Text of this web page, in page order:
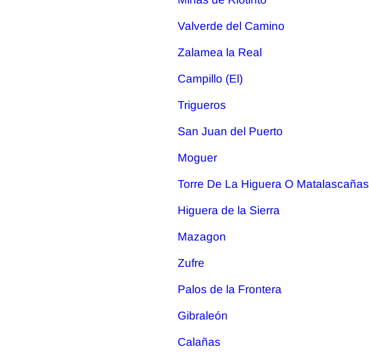
Valverde del Camino
Zalamea la Real
Campillo (El)
Trigueros
San Juan del Puerto
Moguer
Torre De La Higuera O Matalascañas
Higuera de la Sierra
Mazagon
Zufre
Palos de la Frontera
Gibraleón
Calañas